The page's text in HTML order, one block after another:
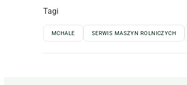
Tagi
MCHALE SERWIS MASZYN ROLNICZYCH